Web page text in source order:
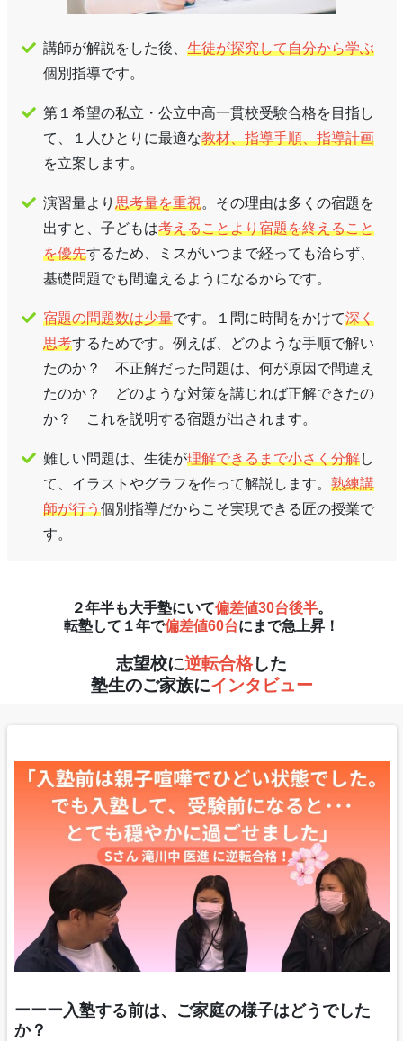
講師が解説をした後、 生徒が探究して自分から学ぶ
個別指導です。
第１希望の私立・公立中高一貫校受験合格を目指し
て、１人ひとりに最適な教材、指導手順、指導計画
を立案します。
演習量より 思考量を重視。その理由は多くの宿題を
出すと、子どもは考えることより宿題を終えること
を優先するため、ミスがいつまで経っても治らず、
基礎問題でも間違えるようになるからです。
宿題の問題数は少量です。１問に時間をかけて深く
思考するためです。例えば、どのような手順で解い
たのか？ 不正解だった問題は、何が原因で間違え
たのか？ どのような対策を講じれば正解できたの
か？ これを説明する宿題が出されます。
難しい問題は、生徒が理解できるまで小さく分解し
て、イラストやグラフを作って解説します。 熟練講
師が行う個別指導だからこそ実現できる匠の授業で
す。
２年半も大手塾にいて偏差値30台後半。
転塾して１年で偏差値60台にまで急上昇！
志望校に逆転合格した
塾生のご家族にインタビュー
ーーー入塾する前は、ご家庭の様子はどうでした
か？